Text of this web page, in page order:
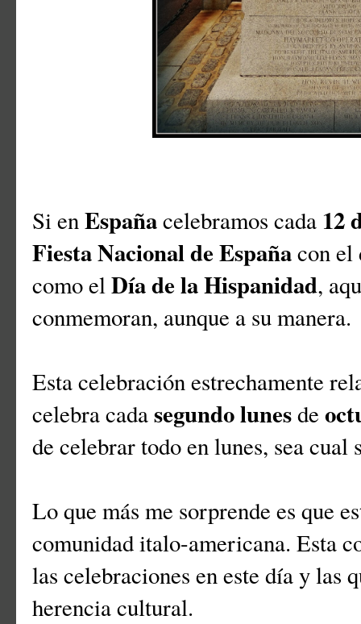
Si enEspañacelebramos cada 12
Fiesta Nacional de Españacon el
como elDía de la Hispanidad,
conmemoran, aunque a su manera.
Esta celebración estrechamente
celebra cadasegundo lunesde
de celebrar todo en lunes, sea cual
Lo que más me sorprende es que
comunidad italo-americana. Esta
las celebraciones en este día y las
herencia cultural.